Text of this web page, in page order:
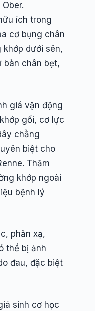
ích trong
cơ bụng chân
khớp dưới sên,
bàn chân bẹt,
giá vận động
gối, cơ lực
chằng
biệt cho
Thăm
khớp ngoài
bệnh lý
phản xạ,
thể bị ảnh
đau, đặc biệt
sinh cơ học